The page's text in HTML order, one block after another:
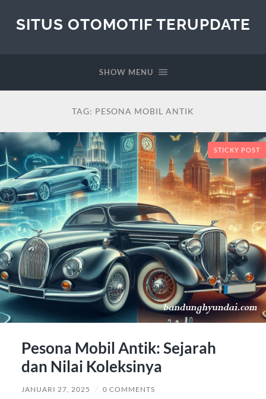
SITUS OTOMOTIF TERUPDATE
SHOW MENU
TAG: PESONA MOBIL ANTIK
STICKY POST
Pesona Mobil Antik: Sejarah
dan Nilai Koleksinya
JANUARI 27, 2025 / 0 COMMENTS